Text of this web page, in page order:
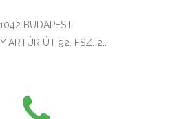
1042 BUDAPEST
ARTÚR ÚT 92. FSZ. 2..